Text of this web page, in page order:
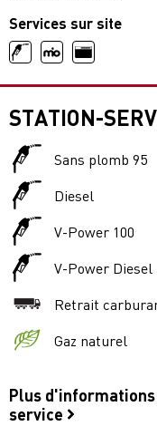
Services sur site
STATION-
Sans plomb 95
Diesel
V-Power 100
V-Power Diesel
Retrait
Gaz naturel
Plus
service